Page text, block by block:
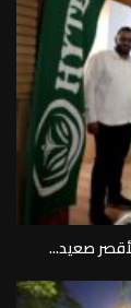
صعيد...